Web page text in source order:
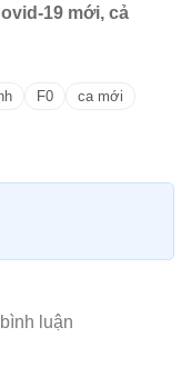
19 mới, cả
F0 ca mới